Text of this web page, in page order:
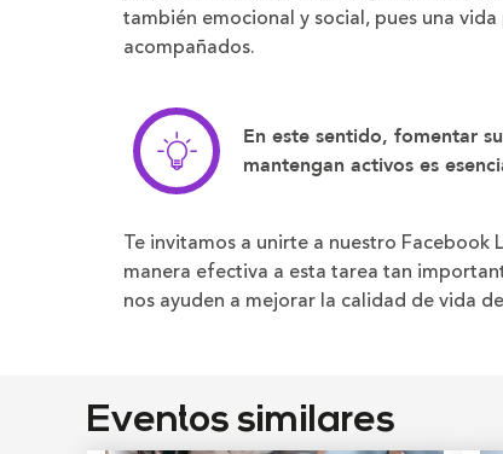
también emocional y social, pues una
acompañados.
En este sentido, fomentar
mantengan activos es
Te invitamos a unirte a nuestro
manera efectiva a esta tarea tan
nos ayuden a mejorar la calidad de vida
Eventos similares